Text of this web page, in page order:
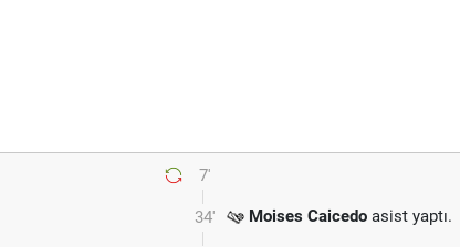
7'
34' Moises Caicedo asist yaptı.